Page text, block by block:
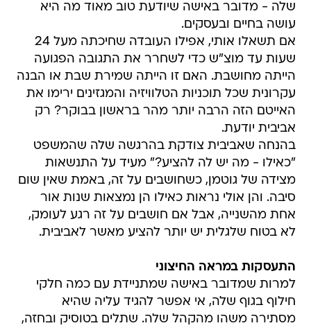
שלה - מדובר באישה שיודעת טוב מאוד מה היא
עושה בחיים ובעסקים.
אם תשאלו אותי, אפילו העובדה שחיכתה מעל 24
שעות עד מוצ"ש כדי לשחרר את התגובה הפגועה
הייתה מחושבת. האם זו הייתה שמירת שבת או הבנה
עקרונית שכל תוכניות הטלוויזיה והמגזינים ירימו את
האייטם הזה הרבה יותר מהר בראשון בבוקר? רק
אביבית יודעת.
בהנחה שאביבית צודקת בהרגשה שלה שהמשפט
"כאילו - מה יש לה להציע?" מעיד על התנשאות
מצידה של גוטמן, כשחושבים על זה, באמת שאין שום
סיבה. והן אולי נראות כאילו הן נמצאות שנות אור
אחת מהשנייה, אבל אם חושבים על זה רגע לעומק,
לא בטוח שלגלית יש יותר להציע מאשר לאביבית.
התעסקות במראה החיצוני
למרות שמדובר באישה שמתניידת עם כמה חלקי
חילוף בגוף שלה, אי אפשר להגיד עליה שהיא
מסתירה משהו מהקהל שלה. שתלים בטוסיק ובחזה,